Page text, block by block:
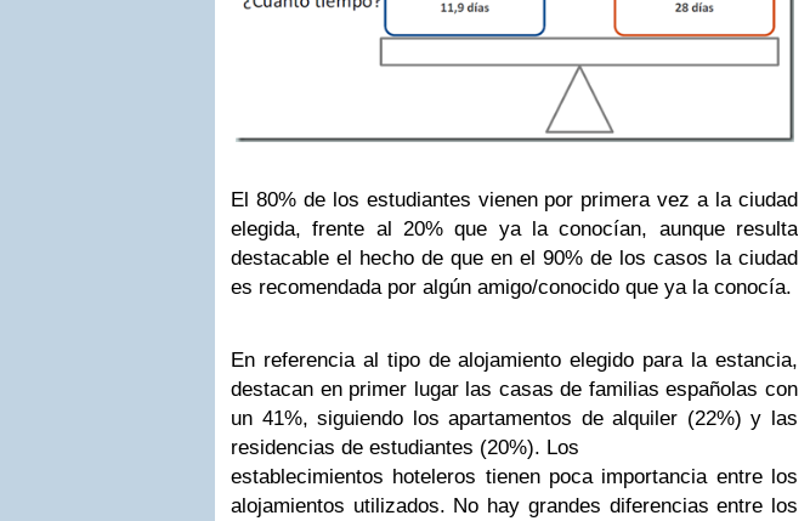
El 80% de los estudiantes vienen por primera vez a la ciudad
elegida, frente al 20% que ya la conocían, aunque resulta
destacable el hecho de que en el 90% de los casos la ciudad
es recomendada por algún amigo/conocido que ya la conocía.
En referencia al tipo de alojamiento elegido para la estancia,
destacan en primer lugar las casas de familias españolas con
un 41%, siguiendo los apartamentos de alquiler (22%) y las
residencias de estudiantes (20%). Los
establecimientos hoteleros tienen poca importancia entre los
alojamientos utilizados. No hay grandes diferencias entre los